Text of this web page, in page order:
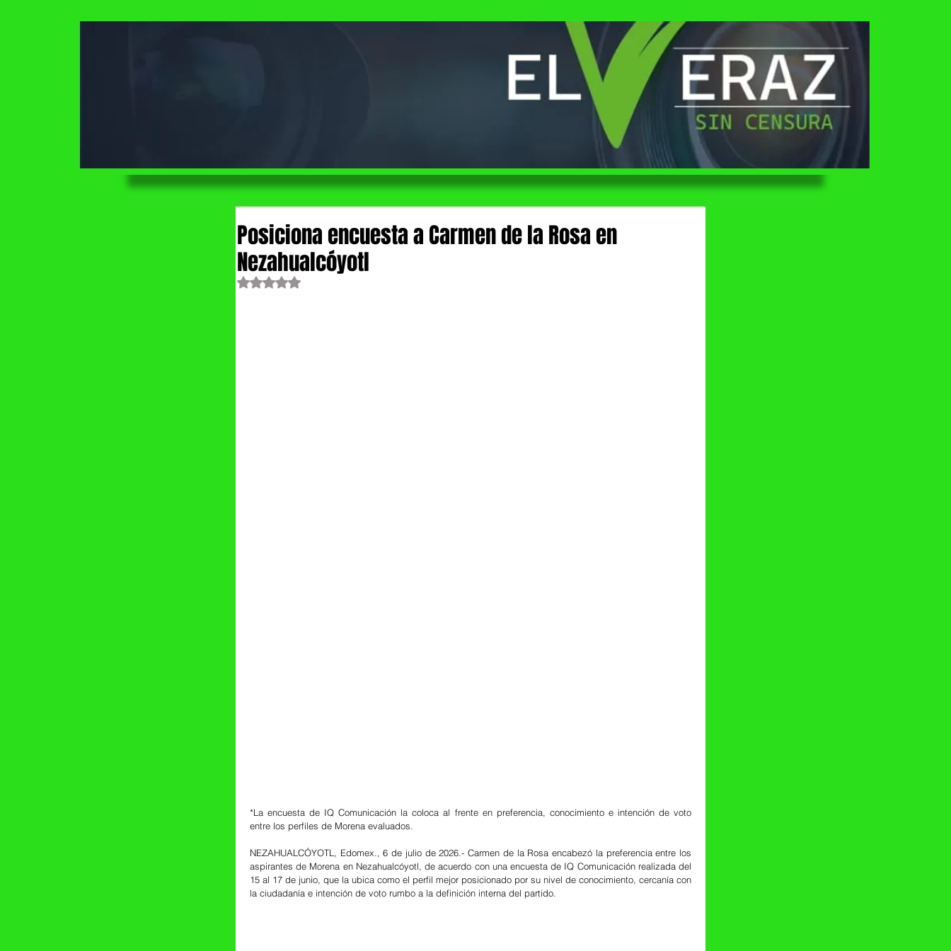
Posiciona encuesta a Carmen de la Rosa en
Nezahualcóyotl
Obtuvo NaN de 5 estrellas.
*La encuesta de IQ Comunicación la coloca al frente en preferencia, conocimiento e intención de voto
entre los perfiles de Morena evaluados.
NEZAHUALCÓYOTL, Edomex., 6 de julio de 2026.- Carmen de la Rosa encabezó la preferencia entre los
aspirantes de Morena en Nezahualcóyotl, de acuerdo con una encuesta de IQ Comunicación realizada del
15 al 17 de junio, que la ubica como el perfil mejor posicionado por su nivel de conocimiento, cercanía con
la ciudadanía e intención de voto rumbo a la definición interna del partido.